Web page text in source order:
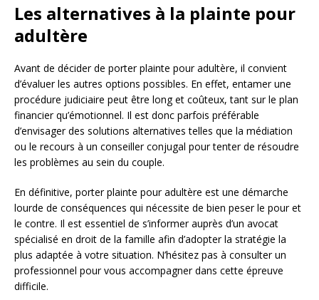
Les alternatives à la plainte pour
adultère
Avant de décider de porter plainte pour adultère, il convient
d’évaluer les autres options possibles. En effet, entamer une
procédure judiciaire peut être long et coûteux, tant sur le plan
financier qu’émotionnel. Il est donc parfois préférable
d’envisager des solutions alternatives telles que la médiation
ou le recours à un conseiller conjugal pour tenter de résoudre
les problèmes au sein du couple.
En définitive, porter plainte pour adultère est une démarche
lourde de conséquences qui nécessite de bien peser le pour et
le contre. Il est essentiel de s’informer auprès d’un avocat
spécialisé en droit de la famille afin d’adopter la stratégie la
plus adaptée à votre situation. N’hésitez pas à consulter un
professionnel pour vous accompagner dans cette épreuve
difficile.